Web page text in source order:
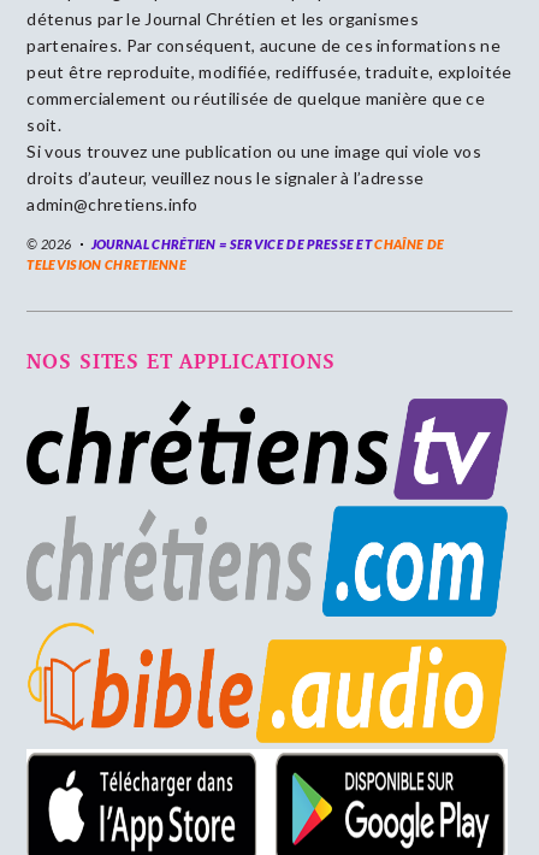
détenus par le Journal Chrétien et les organismes
partenaires. Par conséquent, aucune de ces informations ne
peut être reproduite, modifiée, rediffusée, traduite, exploitée
commercialement ou réutilisée de quelque manière que ce
soit.
Si vous trouvez une publication ou une image qui viole vos
droits d’auteur, veuillez nous le signaler à l’adresse
admin@chretiens.info
© 2026 JOURNAL CHRÉTIEN = SERVICE DE PRESSE ETCHAÎNE DE
TELEVISION CHRETIENNE
NOS SITES ET APPLICATIONS